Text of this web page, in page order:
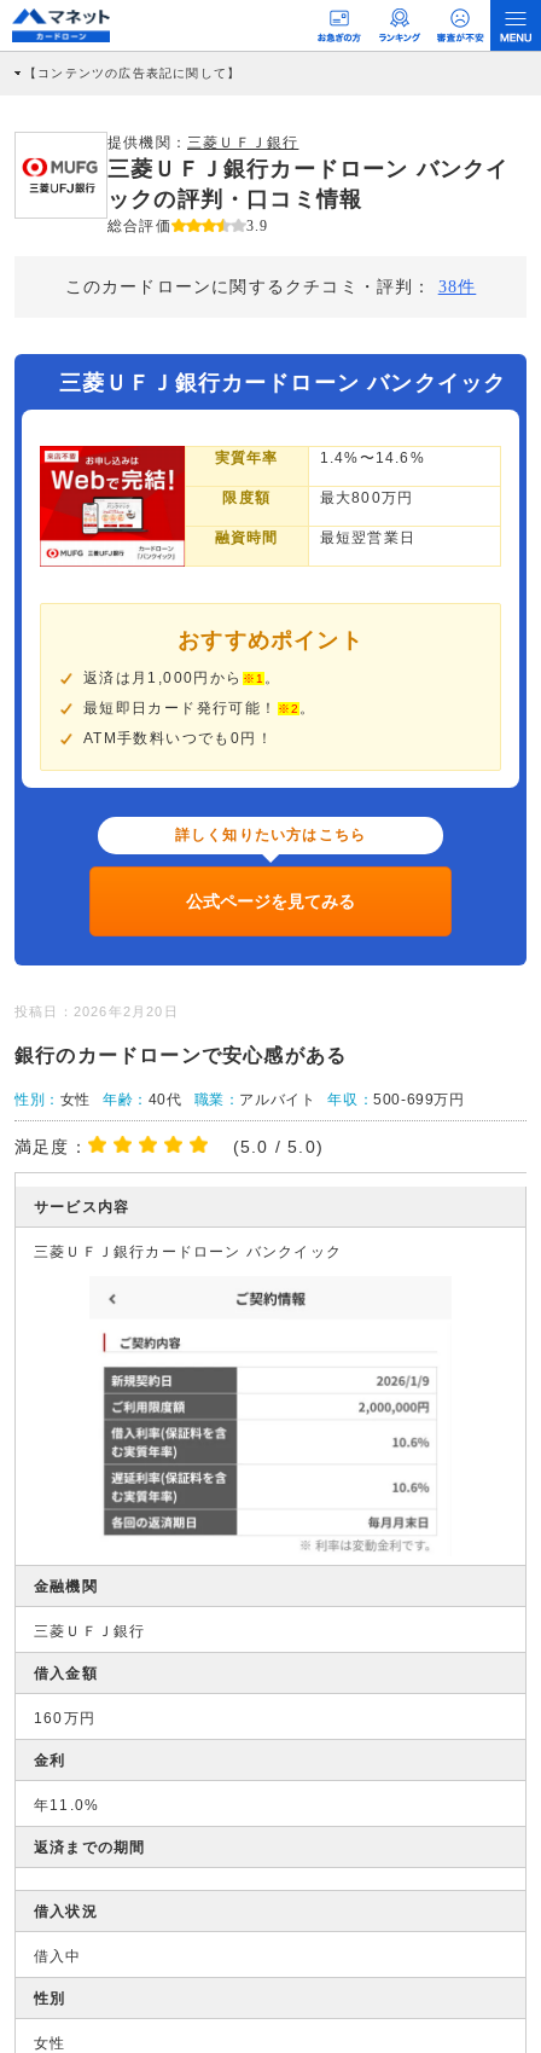
【コンテンツの広告表記に関して】
社に対して企業から紹介報酬が支払われるという収益モデルです。 ただし、特定の
商品を根拠なくPRするものではなく、当編集部の調査／ユーザーへの口コミ収集な
どに基づき、公平性を担保した情報提供を行っています。
>提携企業一覧
提供機関： 三菱ＵＦＪ銀行
三菱ＵＦＪ銀行カードローン バンクイ
ックの評判・口コミ情報
総合評価 3.9
このカードローンに関するクチコミ・評判： 38件
三菱ＵＦＪ銀行カードローン バンクイック
実質年率 1.4%〜14.6%
限度額 最大800万円
融資時間 最短翌営業日
おすすめポイント
返済は月1,000円から ※1 。
最短即日カード発行可能！
※2 。
ATM手数料いつでも0円！
詳しく知りたい方はこちら
公式ページを見てみる
投稿日：2026年2月20日
銀行のカードローンで安心感がある
性別： 女性 年齢： 40代 職業： アルバイト 年収：500-699万円
満足度： (5.0 / 5.0)
サービス内容
三菱ＵＦＪ銀行カードローン バンクイック
金融機関
三菱ＵＦＪ銀行
借入金額
160万円
金利
年11.0%
返済までの期間
借入状況
借入中
性別
女性